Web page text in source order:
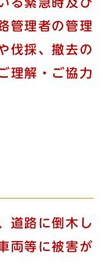
管理者の管理
伐採、撤去の
理解・ご協力
道路に倒木し
両等に被害が